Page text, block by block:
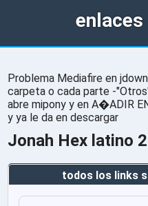
Problema Mediafire en
carpeta o cada parte -
abre mipony y en A�ADIR
y ya le da en descargar
Jonah Hex latino
todos los links